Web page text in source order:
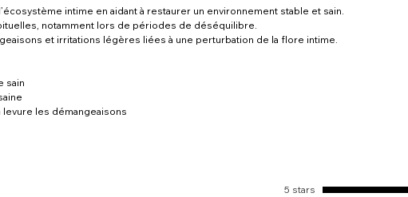
intime en aidant à restaurer un environnement stable et sain.
notamment lors de périodes de déséquilibre.
et irritations légères liées à une perturbation de la flore intime.
sain
les démangeaisons
5 stars